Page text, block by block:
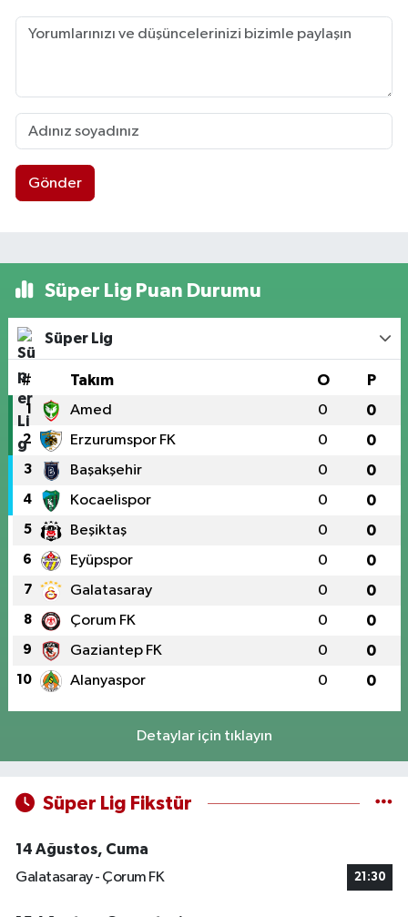
Gönder
Süper Lig Puan Durumu
Süper Lig
# Takım O P
1 Amed 0 0
2 Erzurumspor FK 0 0
3 Başakşehir 0 0
4 Kocaelispor 0 0
5 Beşiktaş 0 0
6 Eyüpspor 0 0
7 Galatasaray 0 0
8 Çorum FK 0 0
9 Gaziantep FK 0 0
10 Alanyaspor 0 0
Detaylar için tıklayın
Süper Lig Fikstür
14 Ağustos, Cuma
Galatasaray - Çorum FK
21:30